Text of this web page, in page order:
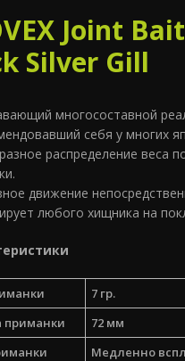
Joint
Silver Gill
многосоставной
себя у многих
распределение веса
движение
любого хищника на
7 гр.
приманки
72 мм
Медленно